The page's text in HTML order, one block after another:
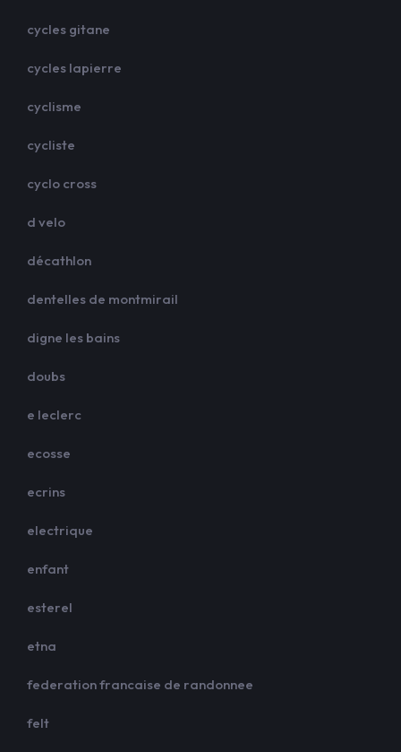
cycles gitane
cycles lapierre
cyclisme
cycliste
cyclo cross
d velo
décathlon
dentelles de montmirail
digne les bains
doubs
e leclerc
ecosse
ecrins
electrique
enfant
esterel
etna
federation francaise de randonnee
felt